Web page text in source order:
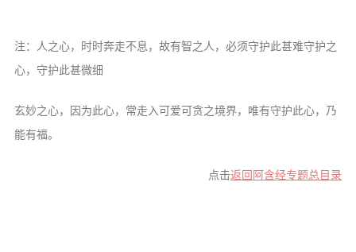
注：人之心，时时奔走不息，故有智之人，必须守护此甚难守护之
心，守护此甚微细
玄妙之心，因为此心，常走入可爱可贪之境界，唯有守护此心，乃
能有福。
点击返回阿含经专题总目录